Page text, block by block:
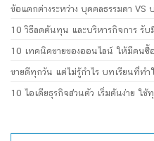
ข้อแตกต่างระหว่าง บุคคลธรรมดา VS
10 วิธีลดต้นทุน และบริหารกิจการ รับ
10 เทคนิคขายของออนไลน์ ให้มีคน
ขายดีทุกวัน แต่ไม่รู้กำไร บทเรียนที่ทำ
10 ไอเดียธุรกิจส่วนตัว เริ่มต้นง่าย ใ